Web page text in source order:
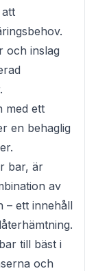
och inslag
med ett
en behaglig
bar, är
av
– ett innehåll
till bäst i
och